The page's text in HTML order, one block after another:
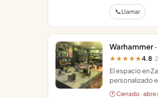
📞Llamar
Warhammer
★★★★★ 4.8·
El espacio en
personalizado
🕐 Cerrado · abre